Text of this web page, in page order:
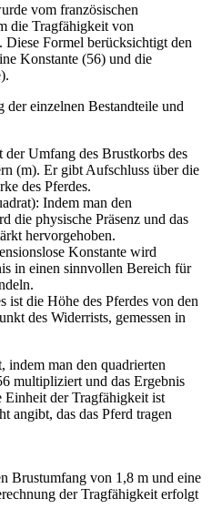
vom französischen
die Tragfähigkeit von
Diese Formel berücksichtigt den
Konstante (56) und die
einzelnen Bestandteile und
Umfang des Brustkorbs des
(m). Er gibt Aufschluss über die
des Pferdes.
Indem man den
die physische Präsenz und das
hervorgehoben.
Konstante wird
in einen sinnvollen Bereich für
ist die Höhe des Pferdes von den
des Widerrists, gemessen in
man den quadrierten
multipliziert und das Ergebnis
der Tragfähigkeit ist
angibt, das das Pferd tragen
Brustumfang von 1,8 m und eine
der Tragfähigkeit erfolgt